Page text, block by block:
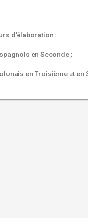
d’élaboration :
en Seconde ;
en Troisième et en